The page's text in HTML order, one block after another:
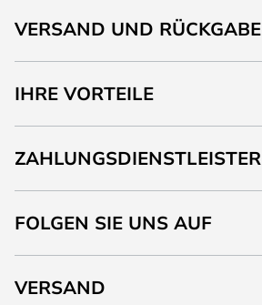
VERSAND UND RÜCKGABE
IHRE VORTEILE
ZAHLUNGSDIENSTLEISTER
FOLGEN SIE UNS AUF
VERSAND